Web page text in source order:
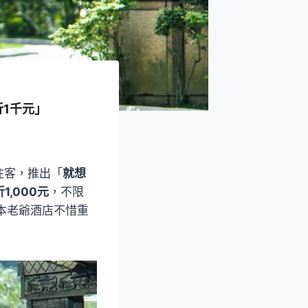
元」
客，推出「就想
1,000元 ，不限
老爺酒店不惜重